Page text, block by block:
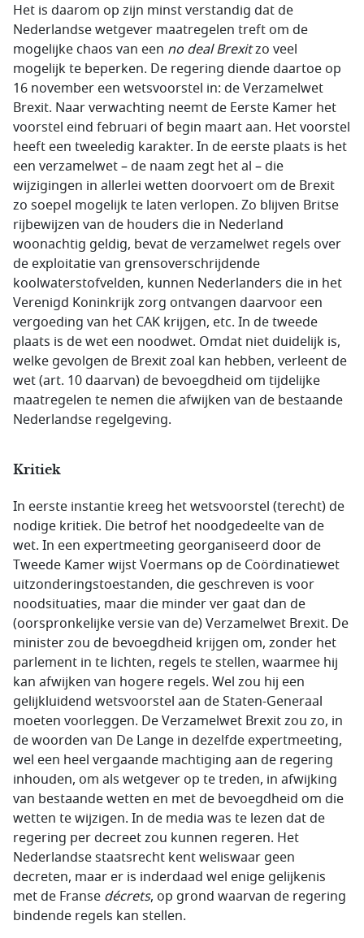
Het is daarom op zijn minst verstandig dat de
Nederlandse wetgever maatregelen treft om de
mogelijke chaos van een no deal Brexitzo veel
mogelijk te beperken. De regering diende daartoe op
16 november een wetsvoorstel in: de Verzamelwet
Brexit. Naar verwachting neemt de Eerste Kamer het
voorstel eind februari of begin maart aan. Het voorstel
heeft een tweeledig karakter. In de eerste plaats is het
een verzamelwet – de naam zegt het al – die
wijzigingen in allerlei wetten doorvoert om de Brexit
zo soepel mogelijk te laten verlopen. Zo blijven Britse
rijbewijzen van de houders die in Nederland
woonachtig geldig, bevat de verzamelwet regels over
de exploitatie van grensoverschrijdende
koolwaterstofvelden, kunnen Nederlanders die in het
Verenigd Koninkrijk zorg ontvangen daarvoor een
vergoeding van het CAK krijgen, etc. In de tweede
plaats is de wet een noodwet. Omdat niet duidelijk is,
welke gevolgen de Brexit zoal kan hebben, verleent de
wet (art. 10 daarvan) de bevoegdheid om tijdelijke
maatregelen te nemen die afwijken van de bestaande
Nederlandse regelgeving.
Kritiek
In eerste instantie kreeg het wetsvoorstel (terecht) de
nodige kritiek. Die betrof het noodgedeelte van de
wet. In een expertmeeting georganiseerd door de
Tweede Kamer wijst Voermans op de Coördinatiewet
uitzonderingstoestanden, die geschreven is voor
noodsituaties, maar die minder ver gaat dan de
(oorspronkelijke versie van de) Verzamelwet Brexit. De
minister zou de bevoegdheid krijgen om, zonder het
parlement in te lichten, regels te stellen, waarmee hij
kan afwijken van hogere regels. Wel zou hij een
gelijkluidend wetsvoorstel aan de Staten-Generaal
moeten voorleggen. De Verzamelwet Brexit zou zo, in
de woorden van De Lange in dezelfde expertmeeting,
wel een heel vergaande machtiging aan de regering
inhouden, om als wetgever op te treden, in afwijking
van bestaande wetten en met de bevoegdheid om die
wetten te wijzigen. In de media was te lezen dat de
regering per decreet zou kunnen regeren. Het
Nederlandse staatsrecht kent weliswaar geen
decreten, maar er is inderdaad wel enige gelijkenis
met de Franse décrets, op grond waarvan de regering
bindende regels kan stellen.